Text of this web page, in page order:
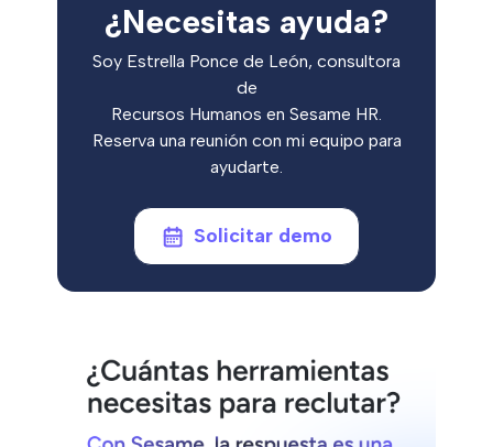
¿Necesitas ayuda?
Soy Estrella Ponce de León, consultora
de
Recursos Humanos en Sesame HR.
Reserva una reunión con mi equipo para
ayudarte.
Solicitar demo